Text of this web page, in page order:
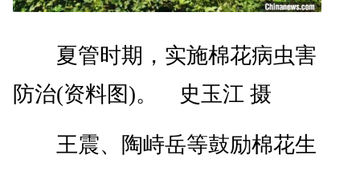
夏管时期，实施棉花病虫害
防治(资料图)。 史玉江 摄
王震、陶峙岳等鼓励棉花生